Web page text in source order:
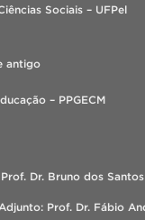
Sociais – UFPel
antigo
– PPGECM
Dr. Bruno dos Santos
Prof. Dr. Fábio